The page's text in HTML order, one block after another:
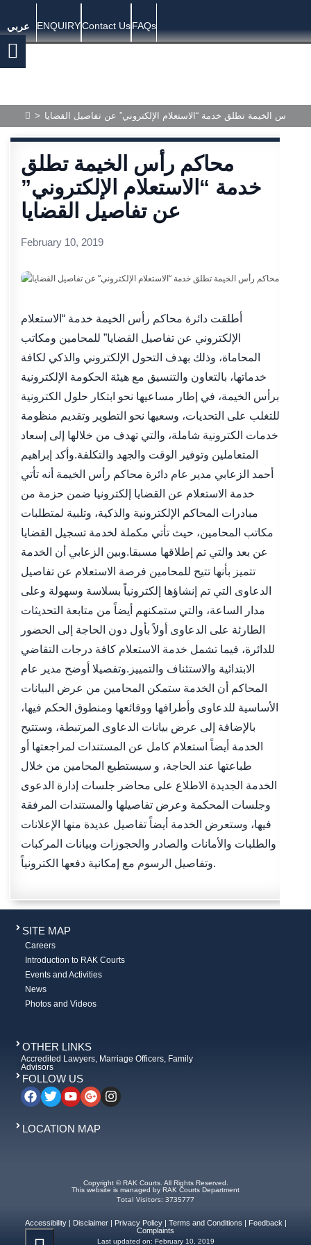
عربي ENQUIRYContact UsFAQs
> رأس الخيمة تطلق خدمة “الاستعلام الإلكتروني” عن تفاصيل القضايا
محاكم رأس الخيمة تطلق
خدمة “الاستعلام الإلكتروني”
عن تفاصيل القضايا
February 10, 2019
أطلقت دائرة محاكم رأس الخيمة خدمة “الاستعلام
الإلكتروني عن تفاصيل القضايا” للمحامين ومكاتب
المحاماة، وذلك بهدف التحول الإلكتروني والذكي لكافة
خدماتها، بالتعاون والتنسيق مع هيئة الحكومة الإلكترونية
برأس الخيمة، في إطار مساعيها نحو ابتكار حلول الكترونية
للتغلب على التحديات، وسعيها نحو التطوير وتقديم منظومة
خدمات الكترونية شاملة، والتي تهدف من خلالها إلى إسعاد
المتعاملين وتوفير الوقت والجهد والتكلفة.وأكد إبراهيم
أحمد الزعابي مدير عام دائرة محاكم رأس الخيمة أنه تأتي
خدمة الاستعلام عن القضايا إلكترونيا ضمن حزمة من
مبادرات المحاكم الإلكترونية والذكية، وتلبية لمتطلبات
مكاتب المحامين، حيث تأتي مكملة لخدمة تسجيل القضايا
عن بعد والتي تم إطلاقها مسبقا.وبين الزعابي أن الخدمة
تتميز بأنها تتيح للمحامين فرصة الاستعلام عن تفاصيل
الدعاوى التي تم إنشاؤها إلكترونياً بسلاسة وسهولة وعلى
مدار الساعة، والتي ستمكنهم أيضاً من متابعة التحديثات
الطارئة على الدعاوى أولاً بأول دون الحاجة إلى الحضور
للدائرة، فيما تشمل خدمة الاستعلام كافة درجات التقاضي
الابتدائية والاستئناف والتمييز.وتفصيلا أوضح مدير عام
المحاكم أن الخدمة ستمكن المحامين من عرض البيانات
الأساسية للدعاوى وأطرافها ووقائعها ومنطوق الحكم فيها،
بالإضافة إلى عرض بيانات الدعاوى المرتبطة، وستتيح
الخدمة أيضاً استعلام كامل عن المستندات لمراجعتها أو
طباعتها عند الحاجة، و سيستطيع المحامين من خلال
الخدمة الجديدة الاطلاع على محاضر جلسات إدارة الدعوى
وجلسات المحكمة وعرض تفاصيلها والمستندات المرفقة
فيها، وستعرض الخدمة أيضاً تفاصيل عديدة منها الإعلانات
والطلبات والأمانات والصادر والحجوزات وبيانات المركبات
وتفاصيل الرسوم مع إمكانية دفعها الكترونياً.
SITE MAP
Careers
Introduction to RAK Courts
Events and Activities
News
Photos and Videos
OTHER LINKS
Accredited Lawyers, Marriage Officers, Family
Advisors
FOLLOW US
LOCATION MAP
Copyright © RAK Courts. All Rights Reserved.
This website is managed by RAK Courts Department
Total Visitors: 3735777
Accessibility| Disclaimer| Privacy Policy| Terms and Conditions Feedback
Complaints
Last updated on: February 10, 2019